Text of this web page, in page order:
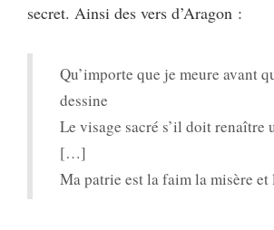
secret. Ainsi des vers d’Aragon :
Qu’importe que je meure avant
dessine
Le visage sacré s’il doit renaître
[…]
Ma patrie est la faim la misère et